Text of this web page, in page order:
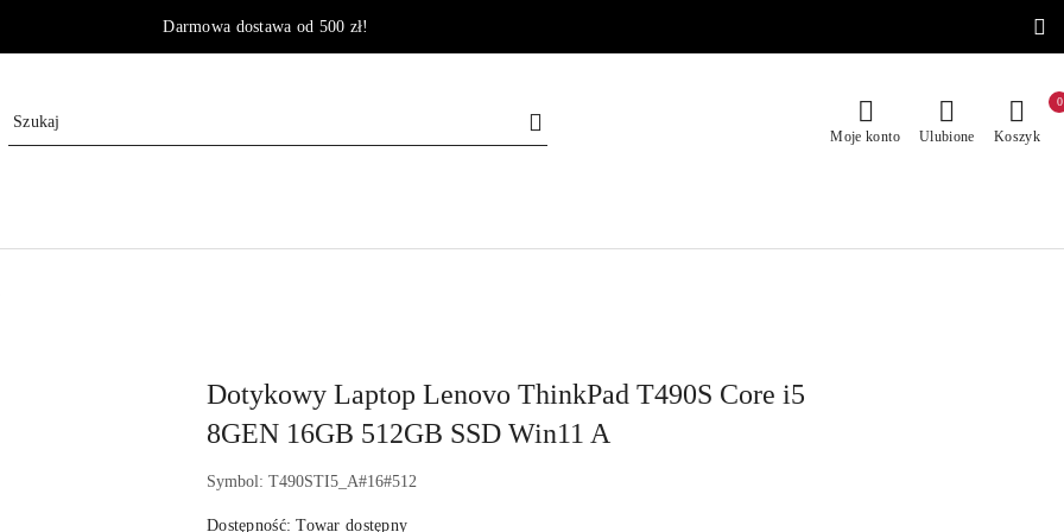
Darmowa dostawa od 500 zł!
Moje konto Ulubione Koszyk
0
Dotykowy Laptop Lenovo ThinkPad T490S Core i5
8GEN 16GB 512GB SSD Win11 A
Symbol: T490STI5_A#16#512
Dostępność:Towar dostępny